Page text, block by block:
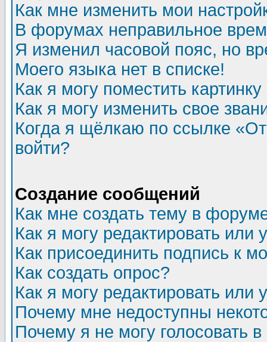
Как мне изменить мои
В форумах неправильное
Я изменил часовой пояс, но
Моего языка нет в списке!
Как я могу поместить
Как я могу изменить свое
Когда я щёлкаю по ссылке
войти?
Создание сообщений
Как мне создать тему в
Как я могу редактировать или
Как присоединить подпись к
Как создать опрос?
Как я могу редактировать или
Почему мне недоступны
Почему я не могу голосовать